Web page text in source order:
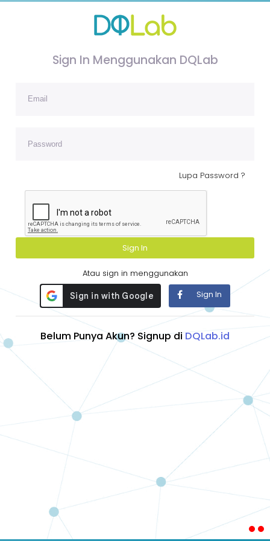
Sign In Menggunakan DQLab
Lupa Password ?
Sign In
Atau sign in menggunakan
Sign In
Belum Punya Akun? Signup di DQLab.id